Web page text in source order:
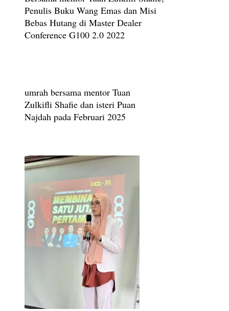
Penulis Buku Wang Emas dan Misi
Bebas Hutang di Master Dealer
Conference G100 2.0 2022
umrah bersama mentor Tuan
Zulkifli Shafie dan isteri Puan
Najdah pada Februari 2025